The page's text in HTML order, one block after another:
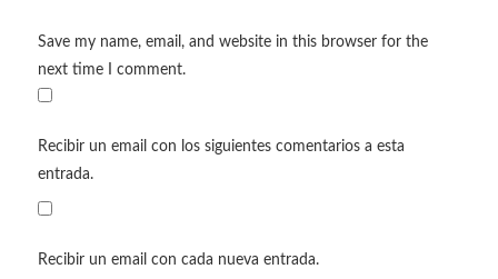
Save my name, email, and website in this browser for the
next time I comment.
Recibir un email con los siguientes comentarios a esta
entrada.
Recibir un email con cada nueva entrada.